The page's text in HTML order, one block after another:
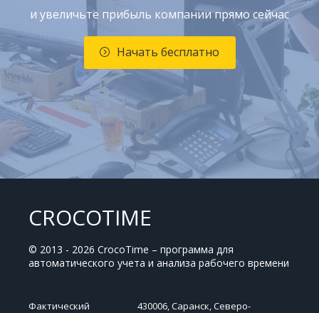
и увеличьте прибыль компании прямо сейчас
Начать бесплатно
CROCOTIME
© 2013 - 2026 CrocoTime – программа для
автоматического учета и анализа рабочего времени
Фактический
430006, Саранск, Северо-